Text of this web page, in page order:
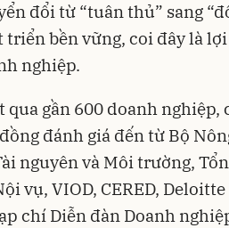
đổi từ “tuân thủ” sang
triển bền vững, coi đây là
nghiệp.
qua gần 600 doanh
đánh giá đến từ Bộ
nguyên và Môi trường,
vụ, VIOD, CERED,
chí Diễn đàn Doanh